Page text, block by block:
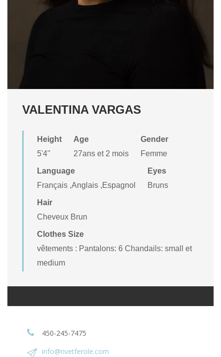
VALENTINA VARGAS
Height
5'4''
Age
27ans et 2 mois
Gender
Femme
Language
Français ,Anglais ,Espagnol
Eyes
Bruns
Hair
Cheveux Brun
Clothes Size
vêtements : Pantalons: 6 Chandails: small et
medium
450-245-7475
info@rivetferole.com